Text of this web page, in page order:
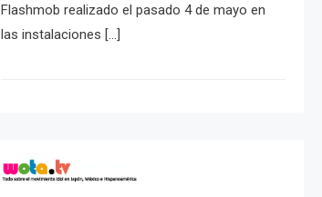
Flashmob realizado el pasado 4 de mayo en
las instalaciones […]